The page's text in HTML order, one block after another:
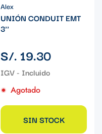
Alex
UNIÓN CONDUIT EMT
3''
Precio
regular
S/. 19.30
Agotado
SIN STOCK